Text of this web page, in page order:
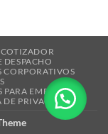
DESPACHO
CORPORATIVOS
EMPRESAS
DE PRIVACIDAD